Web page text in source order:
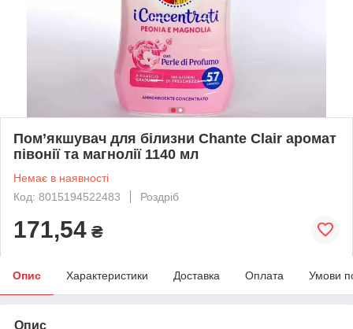
Пом’якшувач для білизни Chante Clair аромат
півонії та магнолії 1140 мл
Немає в наявності
Код: 8015194522483
Роздріб
171,54 ₴
Опис Характеристики Доставка Оплата Умови
Опис